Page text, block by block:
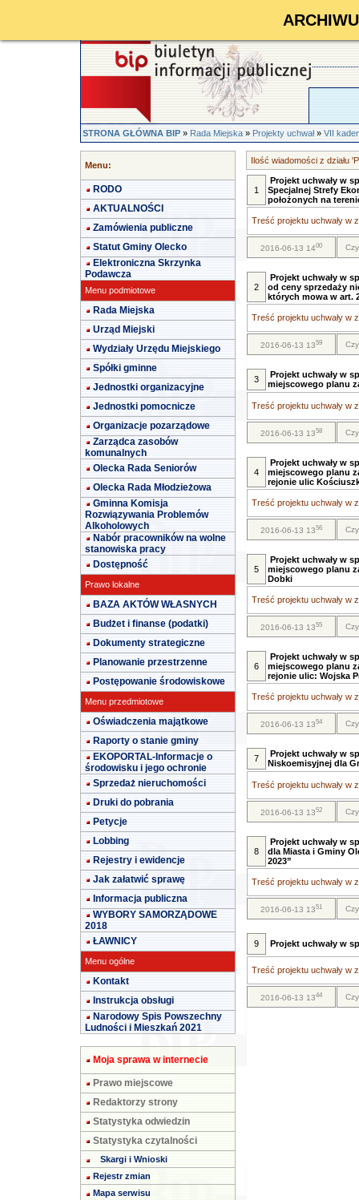
STRONA GŁÓWNA BIP»Rada Miejska»Projekty uchwał»VII
Menu:
RODO
AKTUALNOŚCI
Zamówienia publiczne
Statut Gminy Olecko
Elektroniczna Skrzynka
Podawcza
Menu podmiotowe
Rada Miejska
Urząd Miejski
Wydziały Urzędu Miejskiego
Spółki gminne
Jednostki organizacyjne
Jednostki pomocnicze
Organizacje pozarządowe
Zarządca zasobów
komunalnych
Olecka Rada Seniorów
Olecka Rada Młodzieżowa
Gminna Komisja
Rozwiązywania Problemów
Alkoholowych
Nabór pracowników na wolne
stanowiska pracy
Dostępność
Prawo lokalne
BAZA AKTÓW WŁASNYCH
Budżet i finanse (podatki)
Dokumenty strategiczne
Planowanie przestrzenne
Postępowanie środowiskowe
Menu przedmiotowe
Oświadczenia majątkowe
Raporty o stanie gminy
EKOPORTAL-Informacje o
środowisku i jego ochronie
Sprzedaż nieruchomości
Druki do pobrania
Petycje
Lobbing
Rejestry i ewidencje
Jak załatwić sprawę
Informacja publiczna
WYBORY SAMORZĄDOWE
2018
ŁAWNICY
Menu ogólne
Kontakt
Instrukcja obsługi
Narodowy Spis Powszechny
Ludności i Mieszkań 2021
Moja sprawa w internecie
Prawo miejscowe
Redaktorzy strony
Statystyka odwiedzin
Statystyka czytalności
Skargi i Wnioski
Rejestr zmian
Mapa serwisu
Ilość wiadomości z działu
1
Projekt uchwały w
Specjalnej Strefy
położonych na
Treść projektu uchwały w
2016-06-13 1400
2
Projekt uchwały w
od ceny sprzedaży
których mowa w art.
Treść projektu uchwały w
2016-06-13 1359
3
Projekt uchwały w
miejscowego planu
Treść projektu uchwały w
2016-06-13 1358
4
Projekt uchwały w
miejscowego planu
rejonie ulic
Treść projektu uchwały w
2016-06-13 1356
5
Projekt uchwały w
miejscowego planu
Dobki
Treść projektu uchwały w
2016-06-13 1355
6
Projekt uchwały w
miejscowego planu
rejonie ulic: Wojska
Treść projektu uchwały w
2016-06-13 1354
7
Projekt uchwały w
Niskoemisyjnej dla
Treść projektu uchwały w
2016-06-13 1352
8
Projekt uchwały w
dla Miasta i Gminy
2023”
Treść projektu uchwały w
2016-06-13 1351
9 Projekt uchwały w
Treść projektu uchwały w
2016-06-13 1344